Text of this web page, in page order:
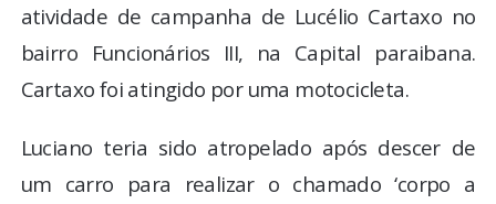
ENQUETE
atividade de campanha de Lucélio Cartaxo no
bairro Funcionários III, na Capital paraibana.
Cartaxo foi atingido por uma motocicleta.
Luciano teria sido atropelado após descer de
um carro para realizar o chamado ‘corpo a